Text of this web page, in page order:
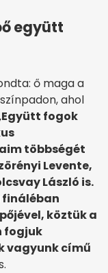
együtt
ő maga a
ahol
fogok
többségét
Levente,
László is.
fináléban
köztük a
fogjuk
vagyunk című